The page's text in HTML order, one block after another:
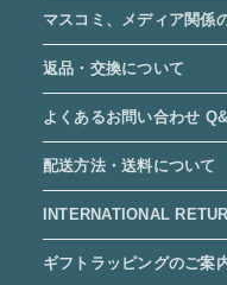
マスコミ、メディア関係
返品・交換について
よくあるお問い合わせ
配送方法・送料について
INTERNATIONAL
ギフトラッピングのご案